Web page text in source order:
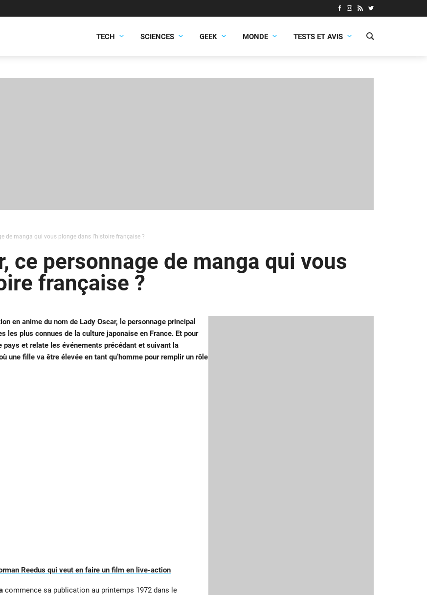
TECH SCIENCES GEEK MONDE TESTS ET AVIS
de manga qui vous plonge dans l’histoire française ?
ce personnage de manga qui vous
française ?
en anime du nom de Lady Oscar, le personnage principal
les plus connues de la culture japonaise en France. Et pour
pays et relate les événements précédant et suivant la
une fille va être élevée en tant qu’homme pour remplir un rôle
Reedus qui veut en faire un film en live-action
commence sa publication au printemps 1972 dans le